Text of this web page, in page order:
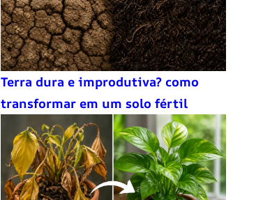
Terra dura e improdutiva? como
transformar em um solo fértil